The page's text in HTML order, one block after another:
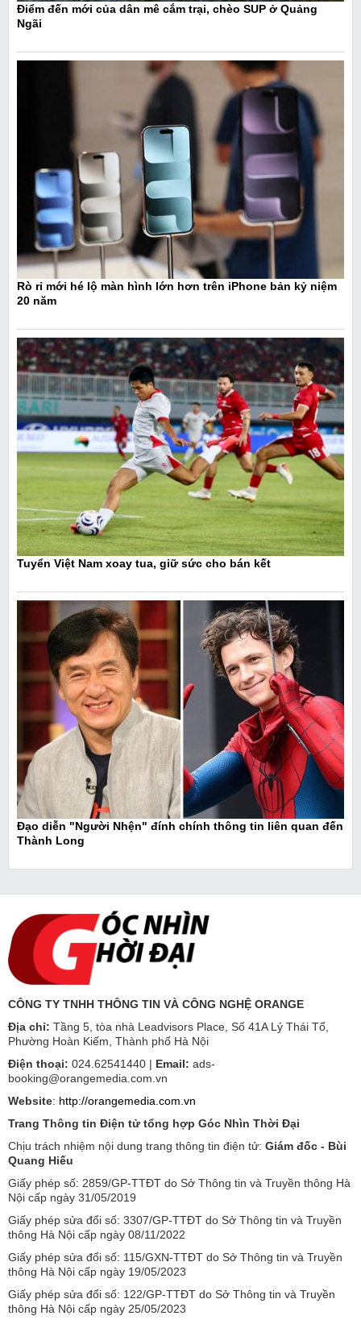
Điểm đến mới của dân mê cắm trại, chèo SUP ở Quảng
Ngãi
Rò rỉ mới hé lộ màn hình lớn hơn trên iPhone bản kỷ niệm
20 năm
Tuyển Việt Nam xoay tua, giữ sức cho bán kết
Đạo diễn "Người Nhện" đính chính thông tin liên quan đến
Thành Long
CÔNG TY TNHH THÔNG TIN VÀ CÔNG NGHỆ ORANGE
Địa chỉ: Tầng 5, tòa nhà Leadvisors Place, Số 41A Lý Thái Tổ,
Phường Hoàn Kiếm, Thành phố Hà Nội
Điện thoại: 024.62541440 | Email: ads-
booking@orangemedia.com.vn
Website: http://orangemedia.com.vn
Trang Thông tin Điện tử tổng hợp Góc Nhìn Thời Đại
Chịu trách nhiệm nội dung trang thông tin điện tử: Giám đốc - Bùi
Quang Hiếu
Giấy phép số: 2859/GP-TTĐT do Sở Thông tin và Truyền thông Hà
Nội cấp ngày 31/05/2019
Giấy phép sửa đổi số: 3307/GP-TTĐT do Sở Thông tin và Truyền
thông Hà Nội cấp ngày 08/11/2022
Giấy phép sửa đổi số: 115/GXN-TTĐT do Sở Thông tin và Truyền
thông Hà Nội cấp ngày 19/05/2023
Giấy phép sửa đổi số: 122/GP-TTĐT do Sở Thông tin và Truyền
thông Hà Nội cấp ngày 25/05/2023